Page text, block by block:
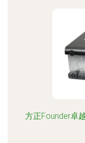
方正Founder卓